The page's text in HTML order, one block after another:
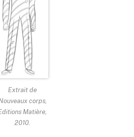
Extrait de
corps,
Matière,
2010.